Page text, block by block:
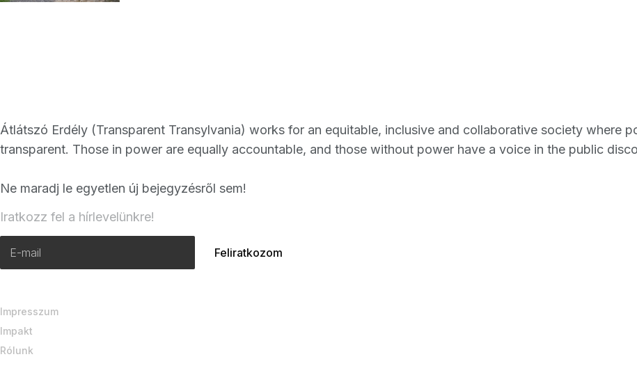
Átlátszó Erdély (Transparent Transylvania) works for an equitable, inclusive and collaborative society where
transparent. Those in power are equally accountable, and those without power have a voice in the public
Ne maradj le egyetlen új bejegyzésről sem!
Iratkozz fel a hírlevelünkre!
Impresszum
Impakt
Rólunk